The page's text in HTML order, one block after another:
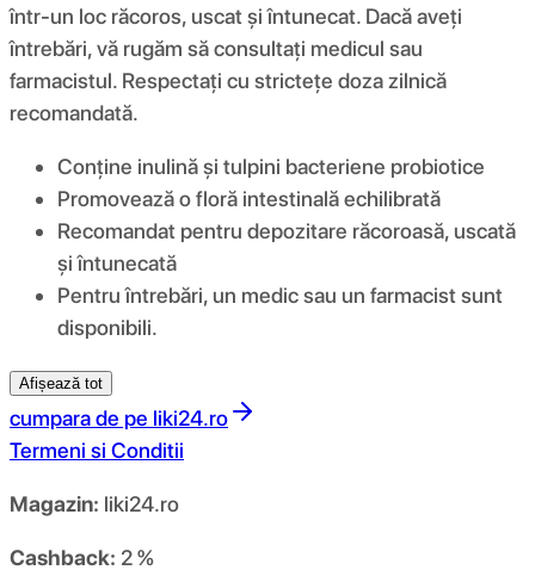
într-un loc răcoros, uscat și întunecat. Dacă aveți
întrebări, vă rugăm să consultați medicul sau
farmacistul. Respectați cu strictețe doza zilnică
recomandată.
Conține inulină și tulpini bacteriene probiotice
Promovează o floră intestinală echilibrată
Recomandat pentru depozitare răcoroasă, uscată
și întunecată
Pentru întrebări, un medic sau un farmacist sunt
disponibili.
Afișează tot
cumpara de pe liki24.ro
Termeni si Conditii
Magazin: liki24.ro
Cashback: 2 %